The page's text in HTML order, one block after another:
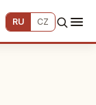
RU CZ